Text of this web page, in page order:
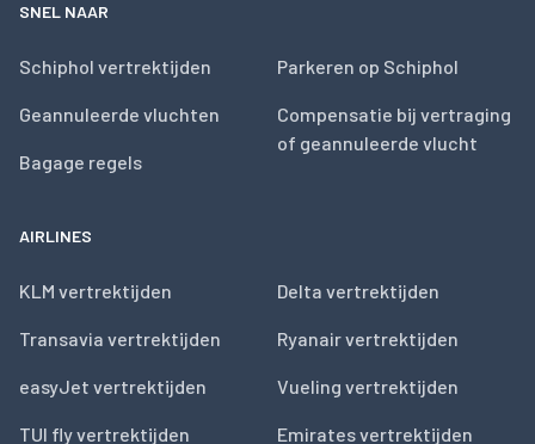
SNEL NAAR
Schiphol vertrektijden
Geannuleerde vluchten
Bagage regels
Parkeren op Schiphol
Compensatie bij vertraging
of geannuleerde vlucht
AIRLINES
KLM vertrektijden
Transavia vertrektijden
easyJet vertrektijden
TUI fly vertrektijden
Delta vertrektijden
Ryanair vertrektijden
Vueling vertrektijden
Emirates vertrektijden